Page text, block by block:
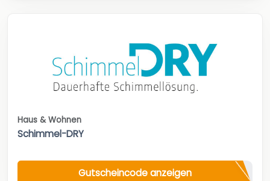
Haus & Wohnen
Schimmel-DRY
Gutscheincode anzeigen